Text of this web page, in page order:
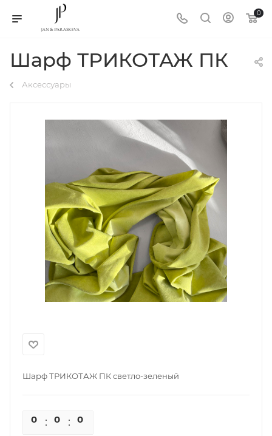
0
Шарф ТРИКОТАЖ ПК
Аксессуары
Шарф ТРИКОТАЖ ПК светло-зеленый
0 0 0